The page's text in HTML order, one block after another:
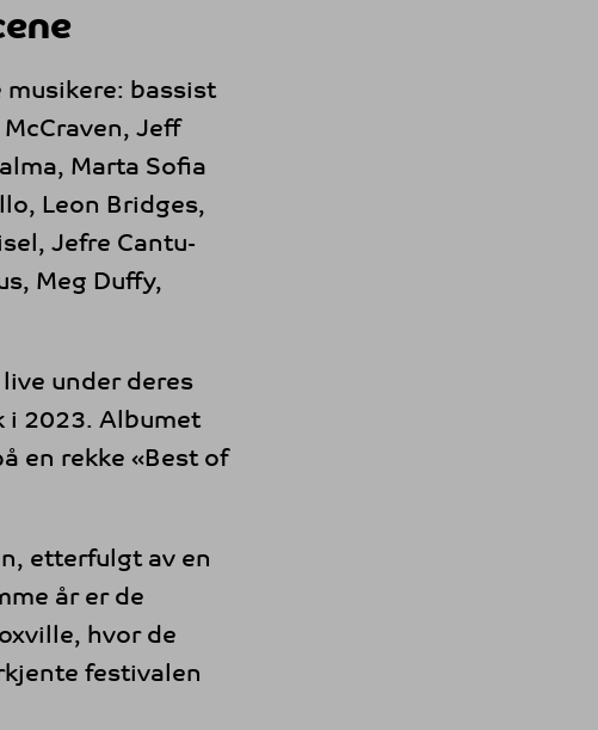
musikere: bassist
Jeff
Marta Sofia
Leon Bridges,
Jefre Cantu-
Meg Duffy,
under deres
i 2023. Albumet
en rekke «Best of
etterfulgt av en
år er de
hvor de
festivalen